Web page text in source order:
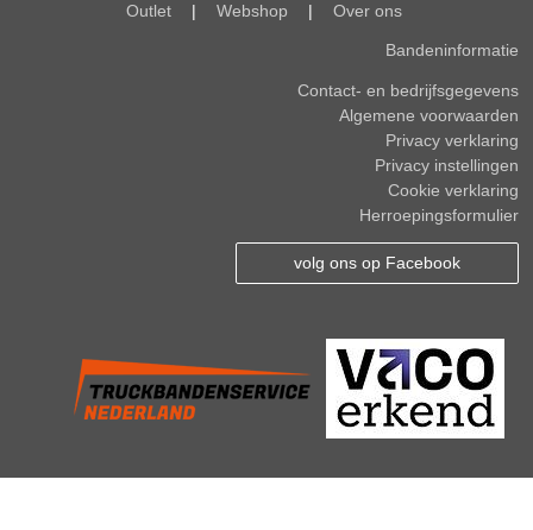
Outlet
| Webshop | Over ons
Bandeninformatie
Contact- en bedrijfsgegevens
Algemene voorwaarden
Privacy verklaring
Privacy instellingen
Cookie verklaring
Herroepingsformulier
volg ons op Facebook